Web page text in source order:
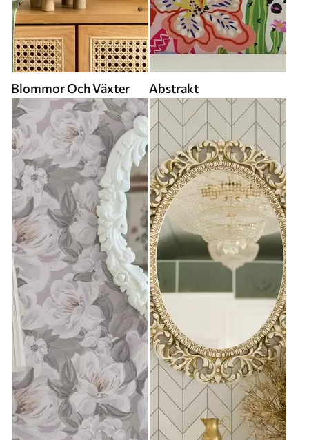
Blommor Och Växter Abstrakt